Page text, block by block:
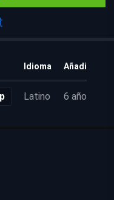
Idioma Añadido
Latino 6 años